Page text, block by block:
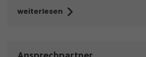
weiterlesen